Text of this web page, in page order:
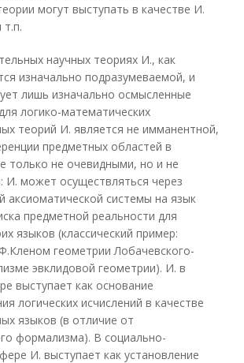
могут выступать в качестве И.
т.п.
научных теориях И., как
изначально подразумеваемой, и
лишь изначально осмысленные
логико-математических
теорий И. является не имманентной,
предметных областей в
только не очевидными, но и не
И. может осуществляться через
аксиоматической системы на язык
предметной реальности для
языков (классический пример:
геометрии Лобачевского-
эвклидовой геометрии). И. в
выступает как основание
логических исчислений в качестве
языков (в отличие от
формализма). В социально-
И. выступает как установление